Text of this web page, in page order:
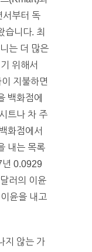
서부터 독
습니다. 최
는 더 많은
위해서
지불하면
백화점에
트나 차 주
화점에서
내는 목록
년 0.0929
러의 이윤
윤을 내고
지 않는 가